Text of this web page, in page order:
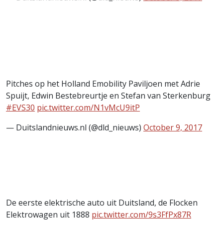
Pitches op het Holland Emobility Paviljoen met Adrie
Spuijt, Edwin Bestebreurtje en Stefan van Sterkenburg
#EVS30 pic.twitter.com/N1vMcU9itP
— Duitslandnieuws.nl (@dld_nieuws) October 9, 2017
De eerste elektrische auto uit Duitsland, de Flocken
Elektrowagen uit 1888 pic.twitter.com/9s3FfPx87R